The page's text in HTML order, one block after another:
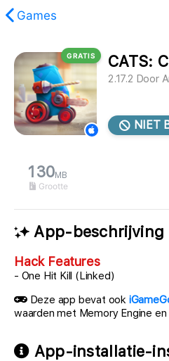
Games
GRATIS CATS:
2.17.2 Door
NIET
130MB
Grootte
App-beschrijving
Hack Features
- One Hit Kill (Linked)
Deze app bevat ook
waarden met Memory Engine
App-installatie-